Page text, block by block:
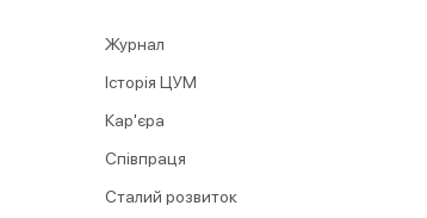
Журнал
Історія ЦУМ
Кар'єра
Співпраця
Сталий розвиток